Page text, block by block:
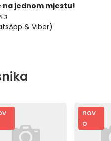
na jednom mjestu!
& Viber)
nov
o